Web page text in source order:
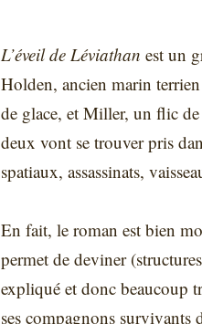
L’éveil de Léviathan est un
Holden, ancien marin
de glace, et Miller, un flic de
deux vont se trouver pris
spatiaux, assassinats,
En fait, le roman est bien
permet de deviner
expliqué et donc beaucoup
ses compagnons survivants